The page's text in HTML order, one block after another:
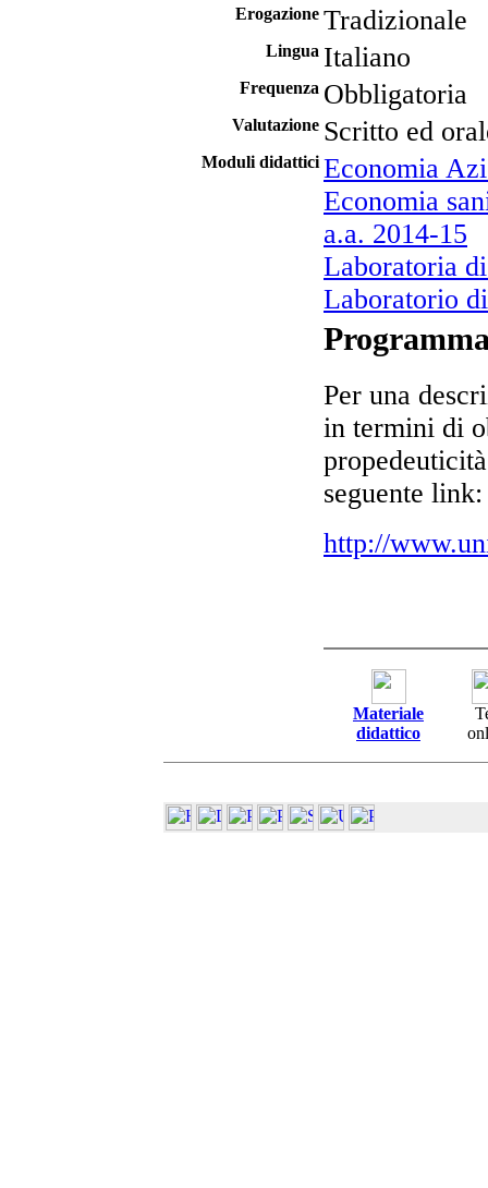
Erogazione Tradizionale
Lingua Italiano
Frequenza Obbligatoria
Valutazione Scritto ed
Moduli didattici Economia
Economia
a.a. 2014-15
Laboratoria
Laboratorio
Per una
in termini di
seguente link:
http://
Materiale
didattico